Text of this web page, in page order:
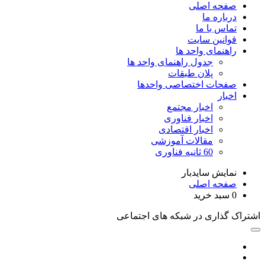
صفحه اصلی
درباره ما
تماس با ما
قوانین سایت
راهنمای واحد ها
جدول راهنمای واحد ها
پلان طبقات
صفحات اختصاصی واحدها
اخبار
اخبار مجتمع
اخبار فناوری
اخبار اقتصادی
مقالات آموزشی
60 ثانیه فناوری
نمایش سایدبار
صفحه اصلی
0 سبد خرید
اشتراک گذاری در شبکه های اجتماعی